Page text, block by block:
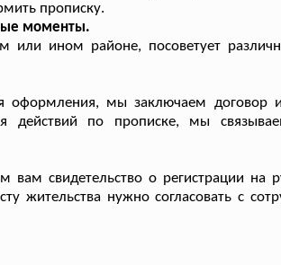
прописку.
моменты.
или ином районе, посоветует
оформления, мы заключаем договор
действий по прописке, мы
свидетельство о регистрации на
жительства нужно согласовать с